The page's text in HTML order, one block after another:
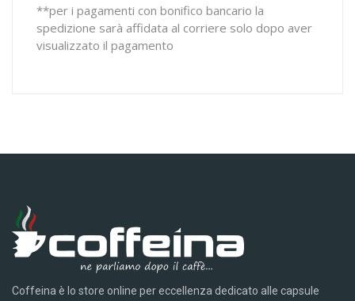
**per i pagamenti con bonifico bancario la
spedizione sarà affidata al corriere solo dopo aver
visualizzato il pagamento
Coffeina è lo store online per eccellenza dedicato alle capsule